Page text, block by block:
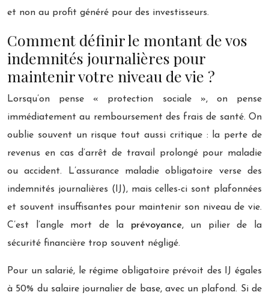
et non au profit généré pour des investisseurs.
Comment définir le montant de vos
indemnités journalières pour
maintenir votre niveau de vie ?
Lorsqu’on pense « protection sociale », on pense
immédiatement au remboursement des frais de santé. On
oublie souvent un risque tout aussi critique : la perte de
revenus en cas d’arrêt de travail prolongé pour maladie
ou accident. L’assurance maladie obligatoire verse des
indemnités journalières (IJ), mais celles-ci sont plafonnées
et souvent insuffisantes pour maintenir son niveau de vie.
C’est l’angle mort de la prévoyance, un pilier de la
sécurité financière trop souvent négligé.
Pour un salarié, le régime obligatoire prévoit des IJ égales
à 50% du salaire journalier de base, avec un plafond. Si de